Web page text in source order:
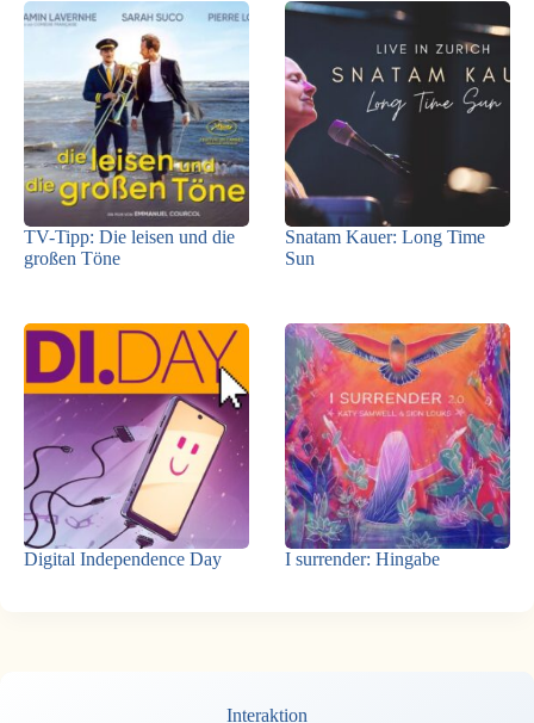
TV-Tipp: Die leisen und die
großen Töne
Snatam Kauer: Long Time
Sun
Digital Independence Day I surrender: Hingabe
Interaktion